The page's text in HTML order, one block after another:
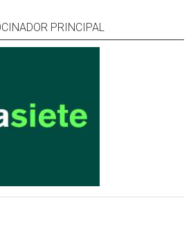
PRINCIPAL